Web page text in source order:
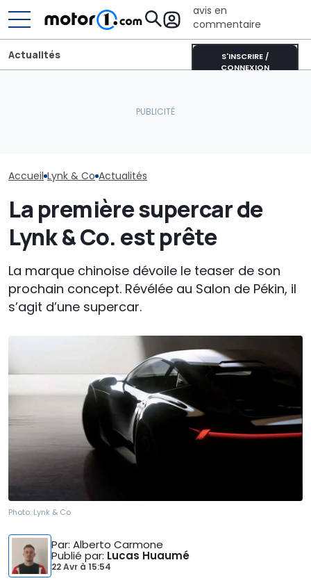
avis en
commentaire
S'INSCRIRE /
CONNEXION
Actualités
Accueil Lynk & Co Actualités
La première supercar de
Lynk & Co. est prête
La marque chinoise dévoile le teaser de son
prochain concept. Révélée au Salon de Pékin, il
s’agit d’une supercar.
Photo: Lynk & Co
Par: Alberto Carmone
Publié par: Lucas Huaumé
22 Avr à 15:54